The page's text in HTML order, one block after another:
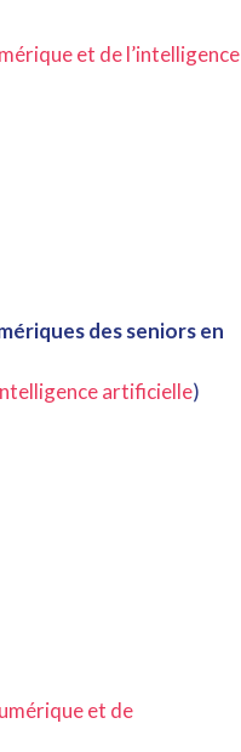
et de l’intelligence
des seniors en
artificielle)
et de